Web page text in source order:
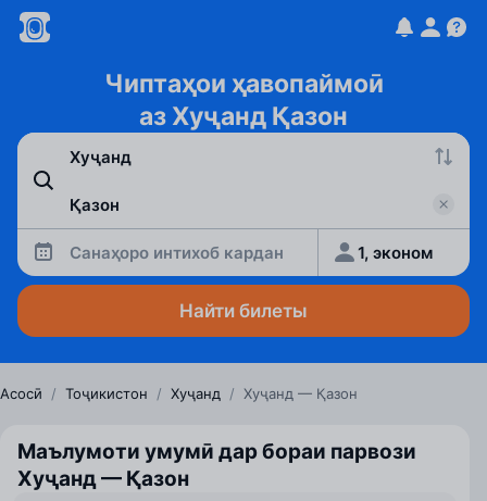
Чиптаҳои ҳавопаймоӣ
аз Хуҷанд Қазон
Санаҳоро интихоб кардан 1, эконом
Найти билеты
Асосӣ / Тоҷикистон / Хуҷанд / Хуҷанд — Қазон
Маълумоти умумӣ дар бораи парвози
Хуҷанд — Қазон